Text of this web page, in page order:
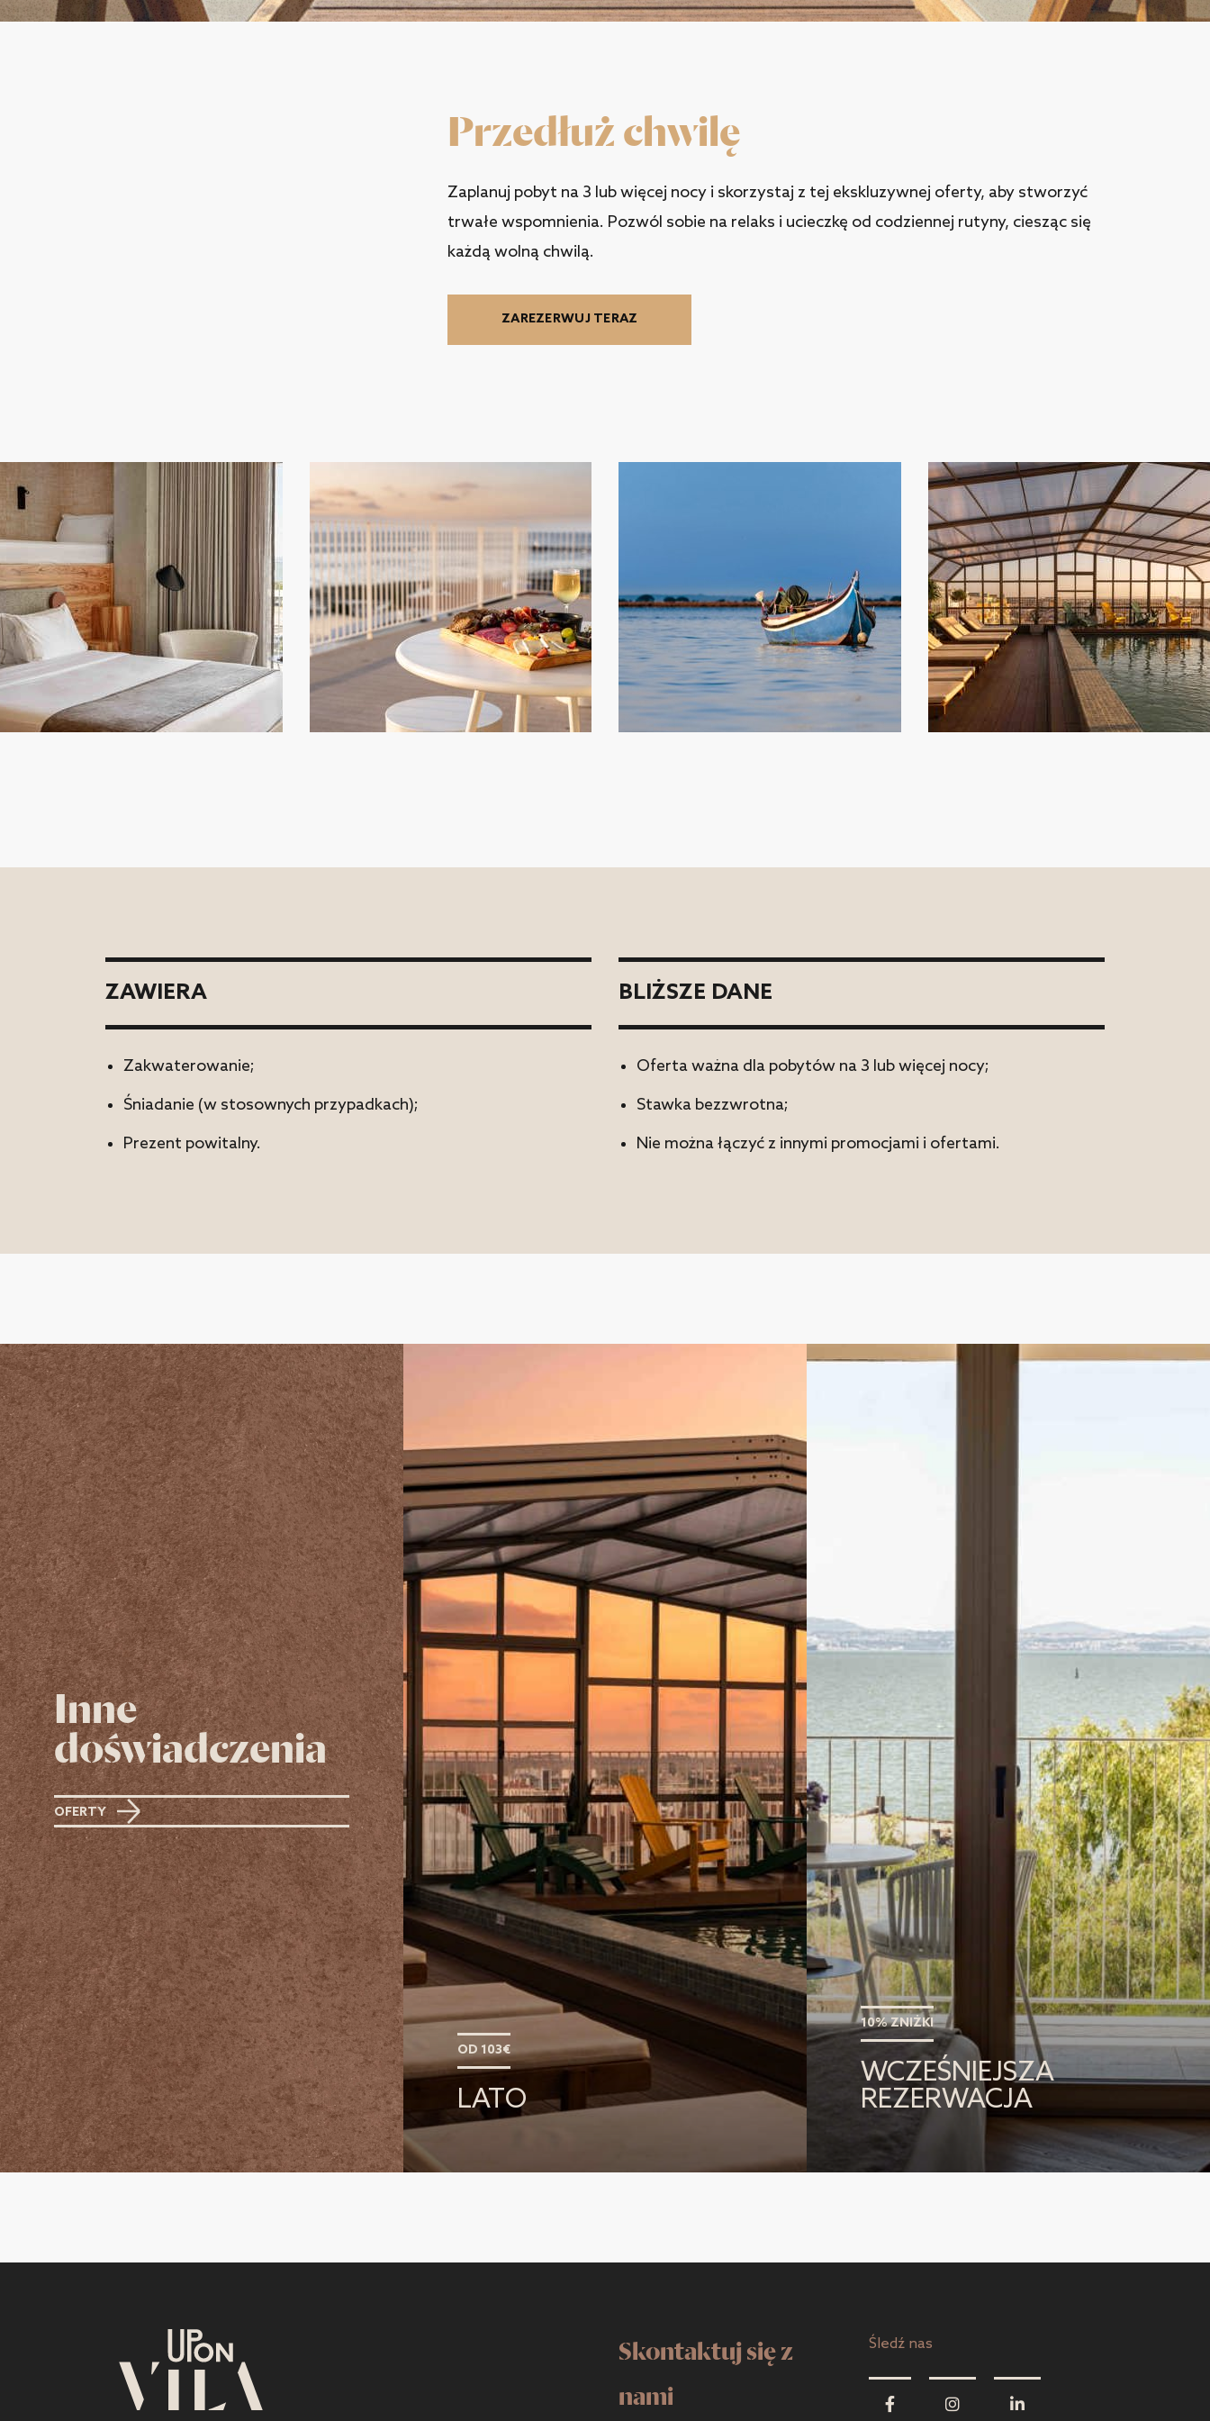
Przedłuż chwilę
Zaplanuj pobyt na 3 lub więcej nocy i skorzystaj z tej ekskluzywnej oferty, aby stworzyć
trwałe wspomnienia. Pozwól sobie na relaks i ucieczkę od codziennej rutyny, ciesząc się
każdą wolną chwilą.
ZAREZERWUJ TERAZ
ZAWIERA
Zakwaterowanie;
Śniadanie (w stosownych przypadkach);
Prezent powitalny.
BLIŻSZE DANE
Oferta ważna dla pobytów na 3 lub więcej nocy;
Stawka bezzwrotna;
Nie można łączyć z innymi promocjami i ofertami.
Inne
doświadczenia
OFERTY
OD 103€
LATO
10% ZNIŻKI
WCZEŚNIEJSZA
REZERWACJA
Skontaktuj się z
nami
Śledź nas